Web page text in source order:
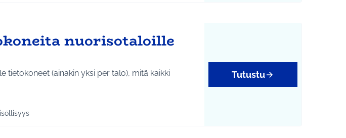
nuorisotaloille
tietokoneet (ainakin yksi per talo), mitä kaikki
Tuusula
mukaan: Hyvinvointi ja yhteisöllisyys
Tutustu